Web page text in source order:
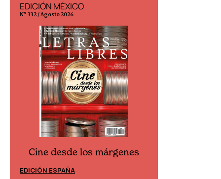
EDICIÓN MÉXICO
N° 332 / Agosto 2026
Cine desde los márgenes
EDICIÓN ESPAÑA